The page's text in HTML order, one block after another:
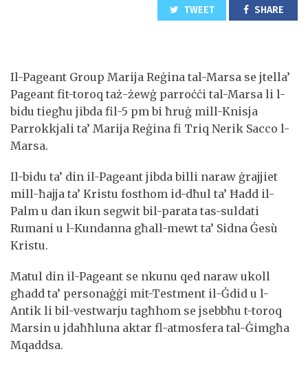
TWEET SHARE
Il-Pageant Group Marija Reġina tal-Marsa se jtella’
Pageant fit-toroq taż-żewġ parroċċi tal-Marsa li l-
bidu tiegħu jibda fil-5 pm bi ħruġ mill-Knisja
Parrokkjali ta’ Marija Reġina fi Triq Nerik Sacco l-
Marsa.
Il-bidu ta’ din il-Pageant jibda billi naraw ġrajjiet
mill-ħajja ta’ Kristu fosthom id-dħul ta’ Ħadd il-
Palm u dan ikun segwit bil-parata tas-suldati
Rumani u l-Kundanna għall-mewt ta’ Sidna Ġesù
Kristu.
Matul din il-Pageant se nkunu qed naraw ukoll
għadd ta’ personaġġi mit-Testment il-Ġdid u l-
Antik li bil-vestwarju tagħhom se jsebbħu t-toroq
Marsin u jdaħħluna aktar fl-atmosfera tal-Ġimgħa
Mqaddsa.